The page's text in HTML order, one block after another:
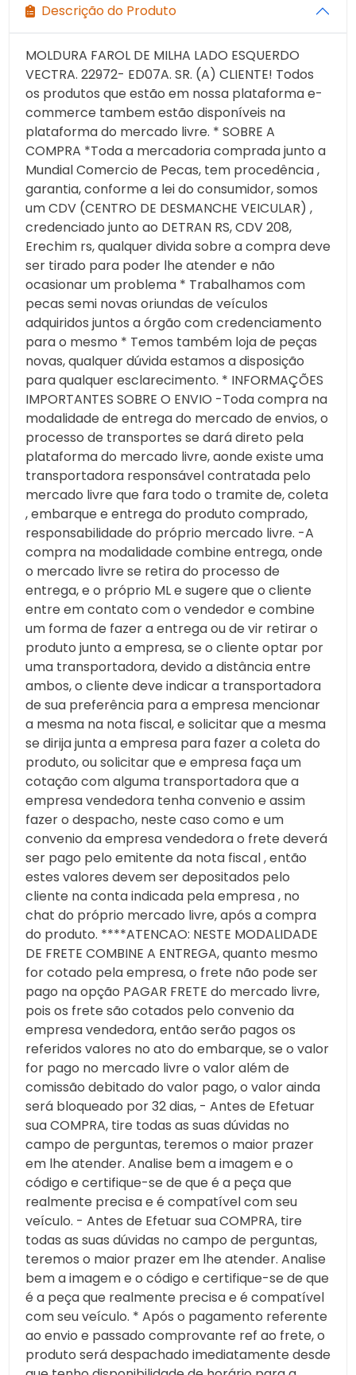
Descrição do Produto
MOLDURA FAROL DE MILHA LADO ESQUERDO
VECTRA. 22972- ED07A. SR. (A) CLIENTE! Todos
os produtos que estão em nossa plataforma e-
commerce tambem estão disponíveis na
plataforma do mercado livre. * SOBRE A
COMPRA *Toda a mercadoria comprada junto a
Mundial Comercio de Pecas, tem procedência ,
garantia, conforme a lei do consumidor, somos
um CDV (CENTRO DE DESMANCHE VEICULAR) ,
credenciado junto ao DETRAN RS, CDV 208,
Erechim rs, qualquer divida sobre a compra deve
ser tirado para poder lhe atender e não
ocasionar um problema * Trabalhamos com
pecas semi novas oriundas de veículos
adquiridos juntos a órgão com credenciamento
para o mesmo * Temos também loja de peças
novas, qualquer dúvida estamos a disposição
para qualquer esclarecimento. * INFORMAÇÕES
IMPORTANTES SOBRE O ENVIO -Toda compra na
modalidade de entrega do mercado de envios, o
processo de transportes se dará direto pela
plataforma do mercado livre, aonde existe uma
transportadora responsável contratada pelo
mercado livre que fara todo o tramite de, coleta
, embarque e entrega do produto comprado,
responsabilidade do próprio mercado livre. -A
compra na modalidade combine entrega, onde
o mercado livre se retira do processo de
entrega, e o próprio ML e sugere que o cliente
entre em contato com o vendedor e combine
um forma de fazer a entrega ou de vir retirar o
produto junto a empresa, se o cliente optar por
uma transportadora, devido a distância entre
ambos, o cliente deve indicar a transportadora
de sua preferência para a empresa mencionar
a mesma na nota fiscal, e solicitar que a mesma
se dirija junta a empresa para fazer a coleta do
produto, ou solicitar que e empresa faça um
cotação com alguma transportadora que a
empresa vendedora tenha convenio e assim
fazer o despacho, neste caso como e um
convenio da empresa vendedora o frete deverá
ser pago pelo emitente da nota fiscal , então
estes valores devem ser depositados pelo
cliente na conta indicada pela empresa , no
chat do próprio mercado livre, após a compra
do produto. ****ATENCAO: NESTE MODALIDADE
DE FRETE COMBINE A ENTREGA, quanto mesmo
for cotado pela empresa, o frete não pode ser
pago na opção PAGAR FRETE do mercado livre,
pois os frete são cotados pelo convenio da
empresa vendedora, então serão pagos os
referidos valores no ato do embarque, se o valor
for pago no mercado livre o valor além de
comissão debitado do valor pago, o valor ainda
será bloqueado por 32 dias, - Antes de Efetuar
sua COMPRA, tire todas as suas dúvidas no
campo de perguntas, teremos o maior prazer
em lhe atender. Analise bem a imagem e o
código e certifique-se de que é a peça que
realmente precisa e é compatível com seu
veículo. - Antes de Efetuar sua COMPRA, tire
todas as suas dúvidas no campo de perguntas,
teremos o maior prazer em lhe atender. Analise
bem a imagem e o código e certifique-se de que
é a peça que realmente precisa e é compatível
com seu veículo. * Após o pagamento referente
ao envio e passado comprovante ref ao frete, o
produto será despachado imediatamente desde